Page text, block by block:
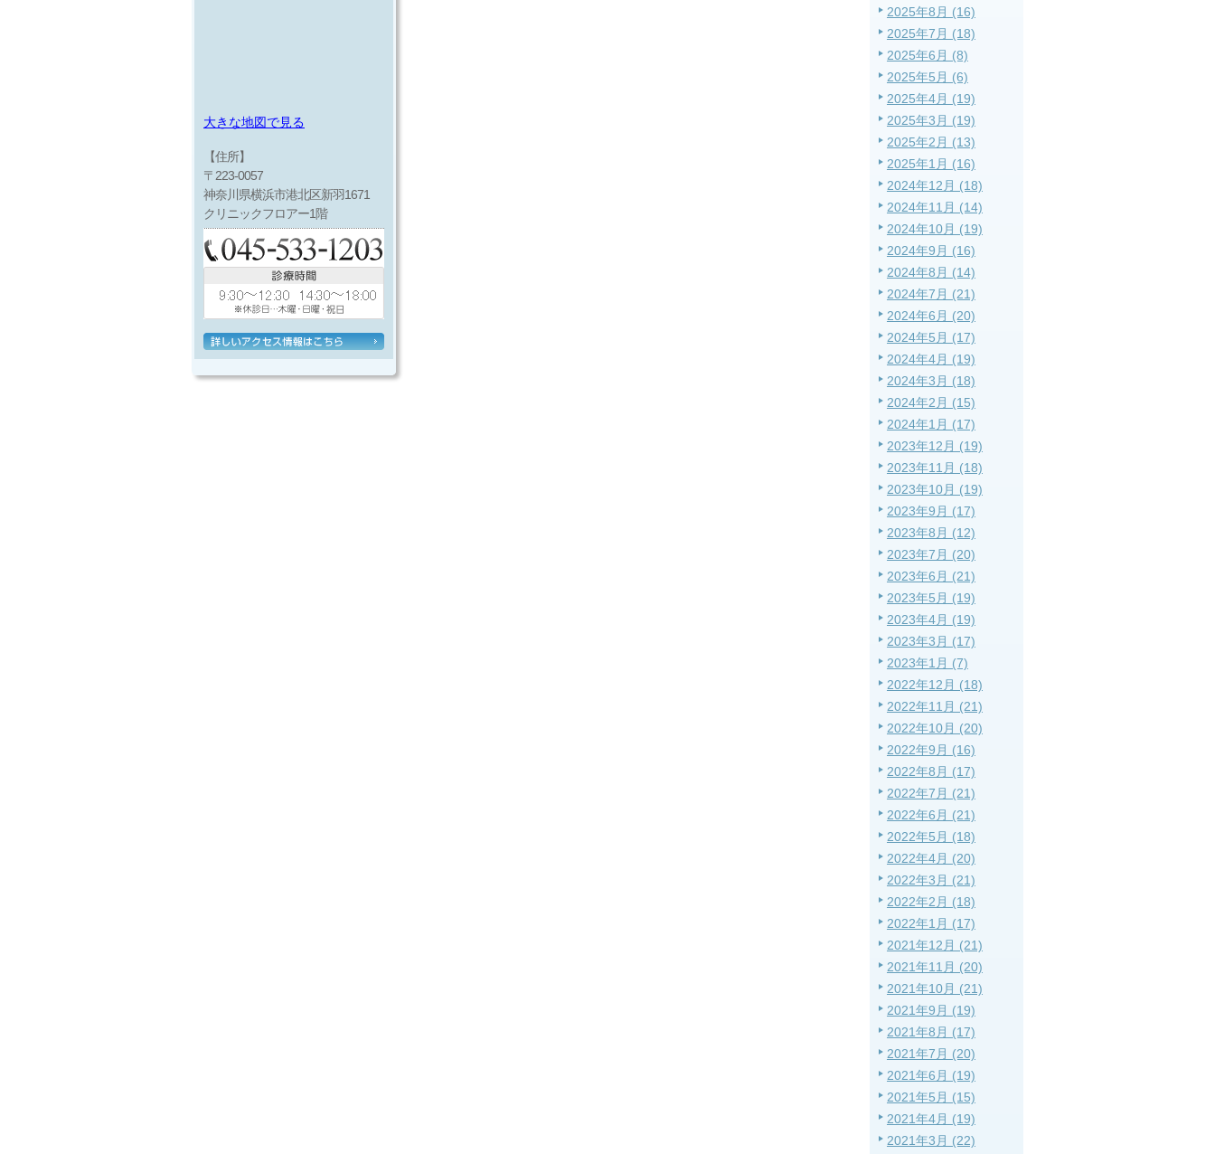
2025年8月 (16)
2025年7月 (18)
2025年6月 (8)
2025年5月 (6)
2025年4月 (19)
2025年3月 (19)
2025年2月 (13)
2025年1月 (16)
2024年12月 (18)
2024年11月 (14)
2024年10月 (19)
2024年9月 (16)
2024年8月 (14)
2024年7月 (21)
2024年6月 (20)
2024年5月 (17)
2024年4月 (19)
2024年3月 (18)
2024年2月 (15)
2024年1月 (17)
2023年12月 (19)
2023年11月 (18)
2023年10月 (19)
2023年9月 (17)
2023年8月 (12)
2023年7月 (20)
2023年6月 (21)
2023年5月 (19)
2023年4月 (19)
2023年3月 (17)
2023年1月 (7)
2022年12月 (18)
2022年11月 (21)
2022年10月 (20)
2022年9月 (16)
2022年8月 (17)
2022年7月 (21)
2022年6月 (21)
2022年5月 (18)
2022年4月 (20)
2022年3月 (21)
2022年2月 (18)
2022年1月 (17)
2021年12月 (21)
2021年11月 (20)
2021年10月 (21)
2021年9月 (19)
2021年8月 (17)
2021年7月 (20)
2021年6月 (19)
2021年5月 (15)
2021年4月 (19)
2021年3月 (22)
大きな地図で見る
【住所】
〒223-0057
神奈川県横浜市港北区新羽1671
クリニックフロアー1階